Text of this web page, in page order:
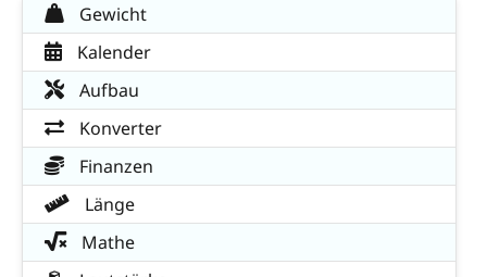
Gewicht
Kalender
Aufbau
Konverter
Finanzen
Länge
Mathe